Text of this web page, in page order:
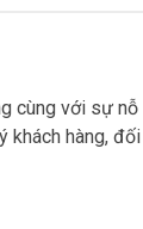
cùng với sự
hàng,